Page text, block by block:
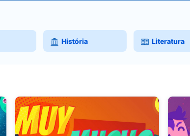
História Literatura